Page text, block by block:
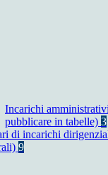
Incarichi
pubblicare in tabelle) 3
di incarichi
9